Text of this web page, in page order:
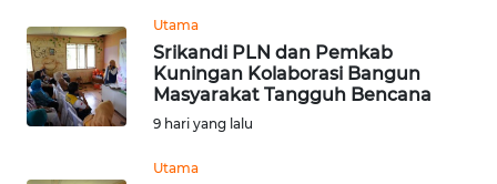
Utama
Srikandi PLN dan Pemkab
Kuningan Kolaborasi Bangun
Masyarakat Tangguh Bencana
9 hari yang lalu
Utama
WN
DANAU
TOBA
WN